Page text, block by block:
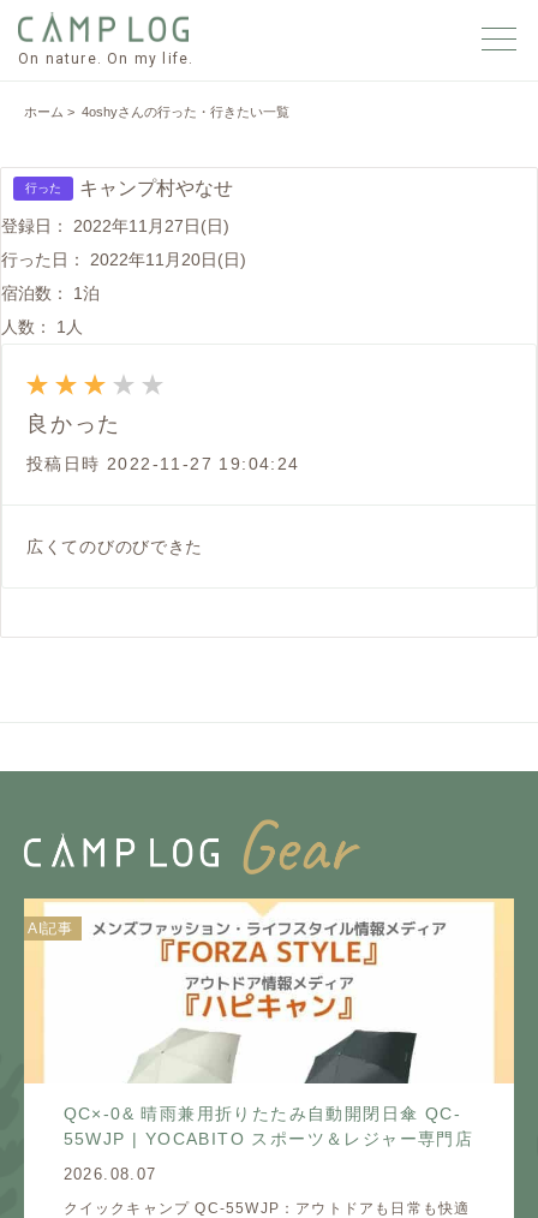
On nature. On my life.
ホーム > 4oshyさんの行った・行きたい一覧
行った キャンプ村やなせ
登録日：
2022年11月27日(日)
行った日：
2022年11月20日(日)
宿泊数：
1泊
人数：
1人
良かった
投稿日時 2022-11-27 19:04:24
広くてのびのびできた
AI記事
QC×-0& 晴雨兼用折りたたみ自動開閉日傘 QC-
55WJP | YOCABITO スポーツ＆レジャー専門店
2026.08.07
クイックキャンプ QC-55WJP：アウトドアも日常も快適